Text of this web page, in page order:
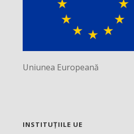
Uniunea Europeană
INSTITUȚIILE UE